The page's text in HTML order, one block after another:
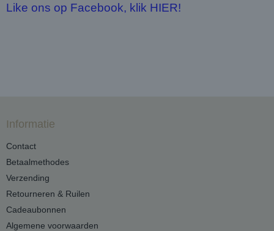
Like ons op Facebook, klik HIER!
Informatie
Contact
Betaalmethodes
Verzending
Retourneren & Ruilen
Cadeaubonnen
Algemene voorwaarden